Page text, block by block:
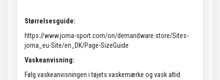
Størrelsesguide:
https://www.joma-sport.com/on/demandware.store/Sites-
joma_eu-Site/en_DK/Page-SizeGuide
Vaskeanvisning:
Følg vaskeanvisningen i tøjets vaskemærke og vask altid